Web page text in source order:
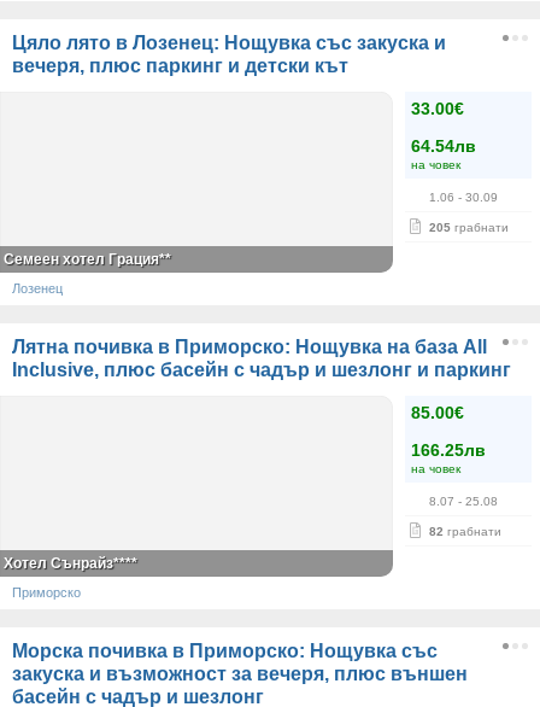
Цяло лято в Лозенец: Нощувка със закуска и
вечеря, плюс паркинг и детски кът
33.00€
64.54лв
на човек
1.06 - 30.09
205 грабнати
Семеен хотел Грация**
Лозенец
Лятна почивка в Приморско: Нощувка на база All
Inclusive, плюс басейн с чадър и шезлонг и паркинг
85.00€
166.25лв
на човек
8.07 - 25.08
82 грабнати
Хотел Сънрайз****
Приморско
Морска почивка в Приморско: Нощувка със
закуска и възможност за вечеря, плюс външен
басейн с чадър и шезлонг